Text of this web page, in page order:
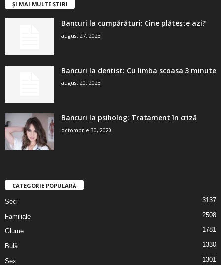
ȘI MAI MULTE ȘTIRI
Bancuri la cumpărături: Cine plătește azi?
august 27, 2023
Bancuri la dentist: Cu limba scoasa 3 minute
august 20, 2023
Bancuri la psiholog: Tratament în criză
octombrie 30, 2020
CATEGORIE POPULARĂ
Seci 3137
Familiale 2508
Glume 1781
Bulă 1330
Sex 1301